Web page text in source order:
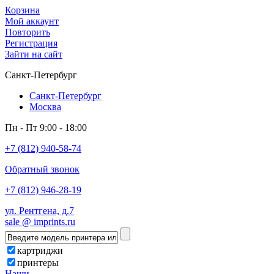
Корзина
Мой аккаунт
Повторить
Регистрация
Зайти на сайт
Санкт-Петербург
Санкт-Петербург
Москва
Пн - Пт 9:00 - 18:00
+7 (812) 940-58-74
Обратный звонок
+7 (812) 946-28-19
ул. Рентгена, д.7
sale @ imprints.ru
картриджи
принтеры